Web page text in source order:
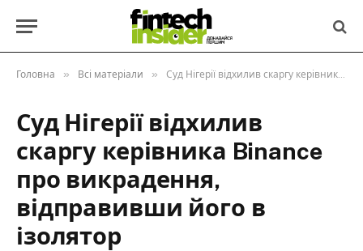
Головна » Всі матеріали » Суд Нігерії відхилив скаргу керівника Binance про викрадення, відправивши його в ізолятор
Суд Нігерії відхилив
скаргу керівника Binance
про викрадення,
відправивши його в
ізолятор